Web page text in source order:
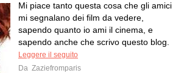
Mi piace tanto questa cosa che gli amici
mi segnalano dei film da vedere,
sapendo quanto io ami il cinema, e
sapendo anche che scrivo questo blog.
Leggere il seguito
Da Zaziefromparis